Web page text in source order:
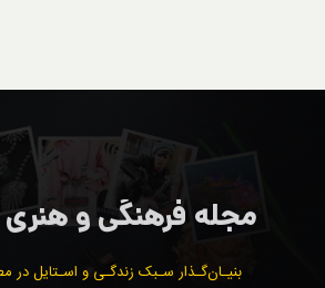
بنیـان‌گـذار سـبک زندگـی و اسـتایل در